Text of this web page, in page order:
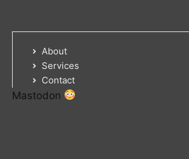
About
Services
Contact
Mastodon